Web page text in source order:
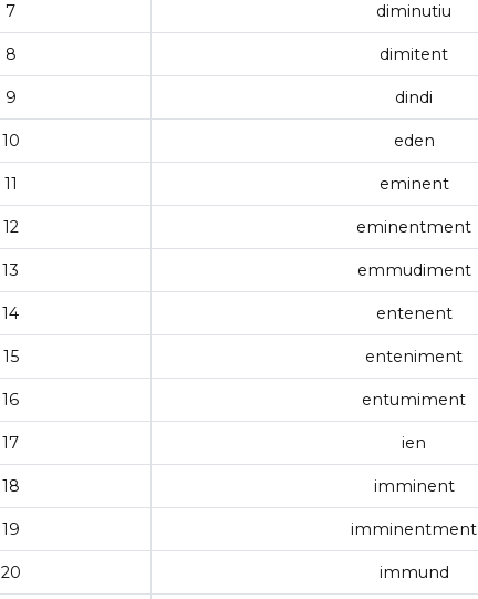
7 diminutiu
8 dimitent
9 dindi
10 eden
11 eminent
12 eminentment
13 emmudiment
14 entenent
15 enteniment
16 entumiment
17 ien
18 imminent
19 imminentment
20 immund